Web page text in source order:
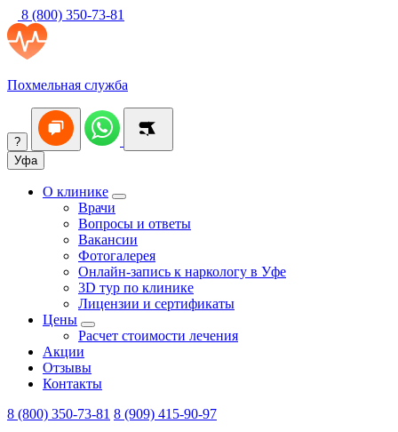
8 (800) 350-73-81
Похмельная служба
?
Уфа
О клинике
Врачи
Вопросы и ответы
Вакансии
Фотогалерея
Онлайн-запись к наркологу в Уфе
3D тур по клинике
Лицензии и сертификаты
Цены
Расчет стоимости лечения
Акции
Отзывы
Контакты
8 (800) 350-73-81 8 (909) 415-90-97